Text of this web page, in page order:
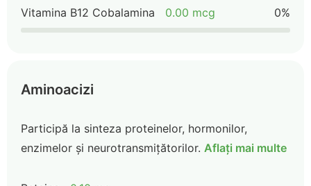
Vitamina B12 Cobalamina 0.00 mcg 0%
Aminoacizi
Participă la sinteza proteinelor, hormonilor,
enzimelor și neurotransmițătorilor. Aflați mai multe